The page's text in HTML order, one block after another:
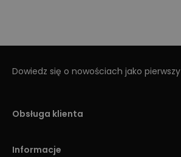
Dowiedz się o nowościach jako pierwszy
Obsługa klienta
Informacje